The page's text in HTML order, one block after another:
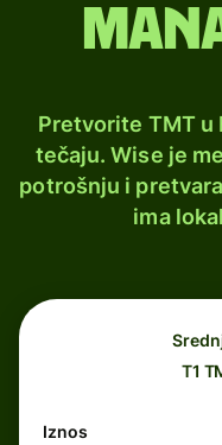
Pretvorite TMT u
tečaju. Wise je
potrošnju i
ima
T1
Iznos